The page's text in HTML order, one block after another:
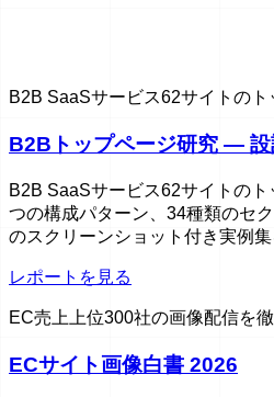
B2B SaaSサービス62サイトの
B2Bトップページ研究 — 設
B2B SaaSサービス62サイトの
つの構成パターン、34種類のセ
のスクリーンショット付き実例集
レポートを見る
EC売上上位300社の画像配信を
ECサイト画像白書 2026